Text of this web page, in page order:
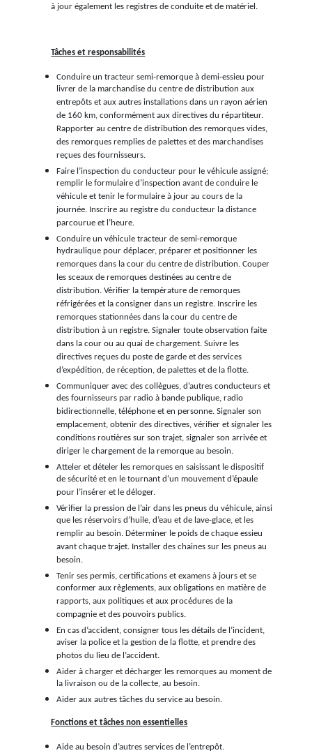
à jour également les registres de conduite et de matériel.
Tâches et responsabilités
Conduire un tracteur semi-remorque à demi-essieu pour
livrer de la marchandise du centre de distribution aux
entrepôts et aux autres installations dans un rayon aérien
de 160 km, conformément aux directives du répartiteur.
Rapporter au centre de distribution des remorques vides,
des remorques remplies de palettes et des marchandises
reçues des fournisseurs.
Faire l’inspection du conducteur pour le véhicule assigné;
remplir le formulaire d’inspection avant de conduire le
véhicule et tenir le formulaire à jour au cours de la
journée. Inscrire au registre du conducteur la distance
parcourue et l’heure.
Conduire un véhicule tracteur de semi-remorque
hydraulique pour déplacer, préparer et positionner les
remorques dans la cour du centre de distribution. Couper
les sceaux de remorques destinées au centre de
distribution. Vérifier la température de remorques
réfrigérées et la consigner dans un registre. Inscrire les
remorques stationnées dans la cour du centre de
distribution à un registre. Signaler toute observation faite
dans la cour ou au quai de chargement. Suivre les
directives reçues du poste de garde et des services
d’expédition, de réception, de palettes et de la flotte.
Communiquer avec des collègues, d’autres conducteurs et
des fournisseurs par radio à bande publique, radio
bidirectionnelle, téléphone et en personne. Signaler son
emplacement, obtenir des directives, vérifier et signaler les
conditions routières sur son trajet, signaler son arrivée et
diriger le chargement de la remorque au besoin.
Atteler et dételer les remorques en saisissant le dispositif
de sécurité et en le tournant d’un mouvement d’épaule
pour l’insérer et le déloger.
Vérifier la pression de l’air dans les pneus du véhicule, ainsi
que les réservoirs d’huile, d’eau et de lave-glace, et les
remplir au besoin. Déterminer le poids de chaque essieu
avant chaque trajet. Installer des chaines sur les pneus au
besoin.
Tenir ses permis, certifications et examens à jours et se
conformer aux règlements, aux obligations en matière de
rapports, aux politiques et aux procédures de la
compagnie et des pouvoirs publics.
En cas d’accident, consigner tous les détails de l’incident,
aviser la police et la gestion de la flotte, et prendre des
photos du lieu de l’accident.
Aider à charger et décharger les remorques au moment de
la livraison ou de la collecte, au besoin.
Aider aux autres tâches du service au besoin.
Fonctions et tâches non essentielles
Aide au besoin d’autres services de l’entrepôt.